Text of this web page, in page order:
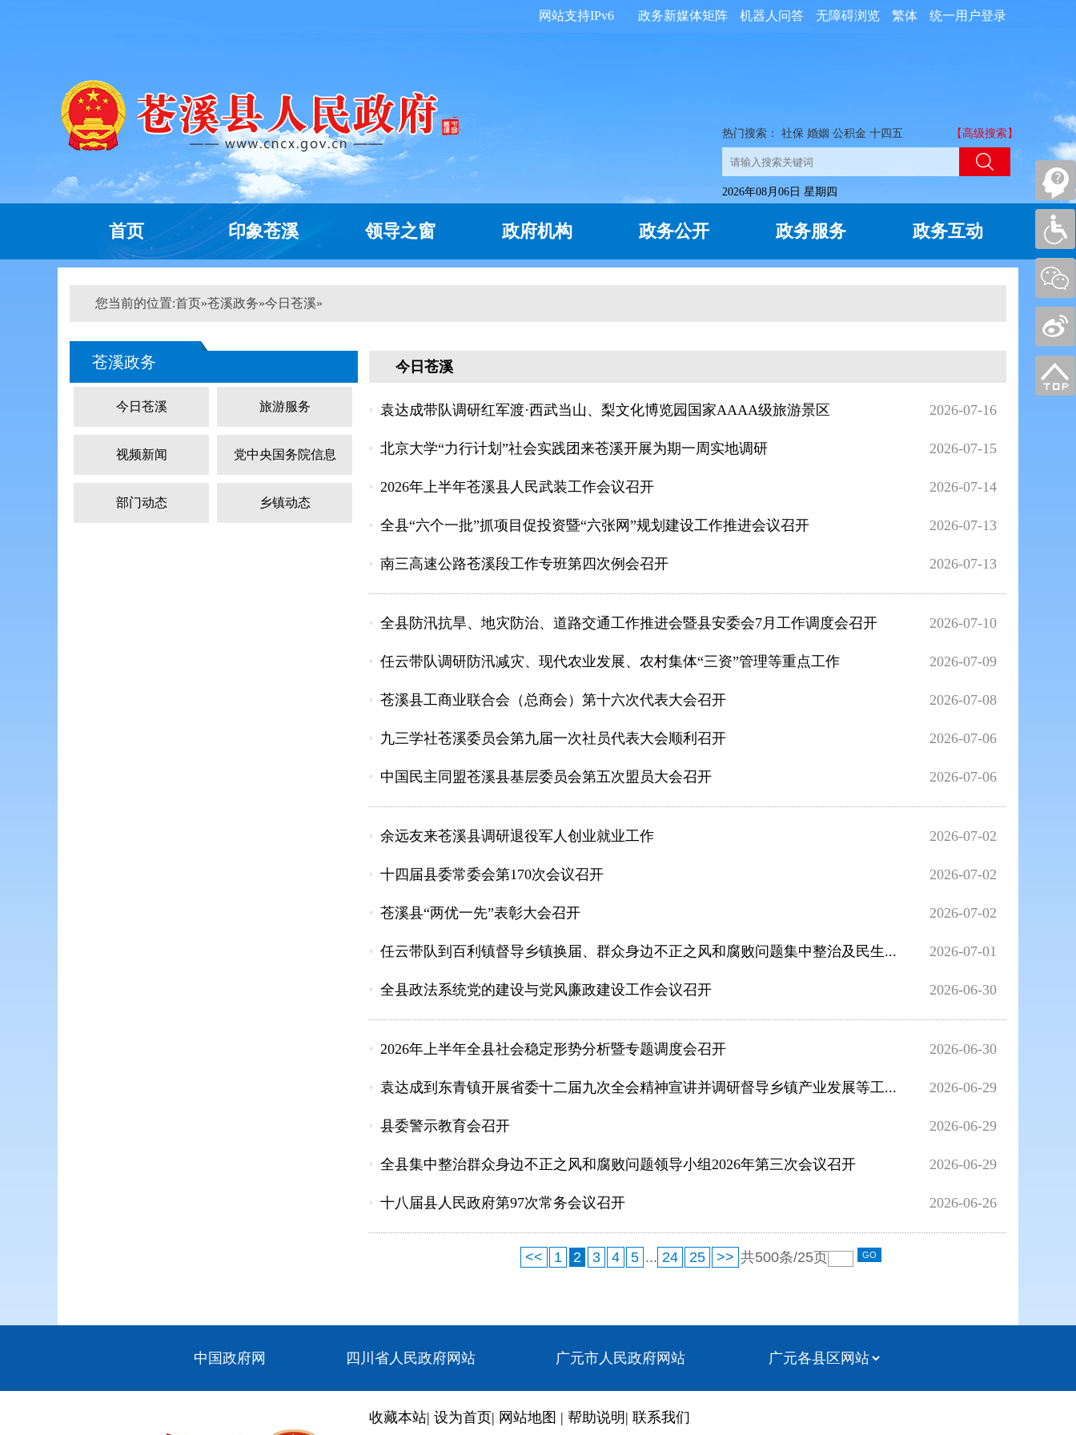
统一用户登录
繁体
无障碍浏览
机器人问答
政务新媒体矩阵
网站支持IPv6
热门搜索： 社保 婚姻 公积金 十四五 【高级搜索】
2026年08月06日 星期四
首页 印象苍溪 领导之窗 政府机构 政务公开 政务服务 政务互动
您当前的位置:首页»苍溪政务»今日苍溪»
苍溪政务
今日苍溪 旅游服务
视频新闻 党中央国务院信息
部门动态 乡镇动态
今日苍溪
袁达成带队调研红军渡·西武当山、梨文化博览园国家AAAA级旅游景区 2026-07-16
北京大学“力行计划”社会实践团来苍溪开展为期一周实地调研 2026-07-15
2026年上半年苍溪县人民武装工作会议召开 2026-07-14
全县“六个一批”抓项目促投资暨“六张网”规划建设工作推进会议召开 2026-07-13
南三高速公路苍溪段工作专班第四次例会召开 2026-07-13
全县防汛抗旱、地灾防治、道路交通工作推进会暨县安委会7月工作调度会召开 2026-07-10
任云带队调研防汛减灾、现代农业发展、农村集体“三资”管理等重点工作 2026-07-09
苍溪县工商业联合会（总商会）第十六次代表大会召开 2026-07-08
九三学社苍溪委员会第九届一次社员代表大会顺利召开 2026-07-06
中国民主同盟苍溪县基层委员会第五次盟员大会召开 2026-07-06
余远友来苍溪县调研退役军人创业就业工作 2026-07-02
十四届县委常委会第170次会议召开 2026-07-02
苍溪县“两优一先”表彰大会召开 2026-07-02
任云带队到百利镇督导乡镇换届、群众身边不正之风和腐败问题集中整治及民生... 2026-07-01
全县政法系统党的建设与党风廉政建设工作会议召开 2026-06-30
2026年上半年全县社会稳定形势分析暨专题调度会召开 2026-06-30
袁达成到东青镇开展省委十二届九次全会精神宣讲并调研督导乡镇产业发展等工... 2026-06-29
县委警示教育会召开 2026-06-29
全县集中整治群众身边不正之风和腐败问题领导小组2026年第三次会议召开 2026-06-29
十八届县人民政府第97次常务会议召开 2026-06-26
<< 1 2 3 4 5 ... 24 25 >> 共500条/25页
中国政府网 四川省人民政府网站 广元市人民政府网站
收藏本站| 设为首页| 网站地图 | 帮助说明 | 联系我们